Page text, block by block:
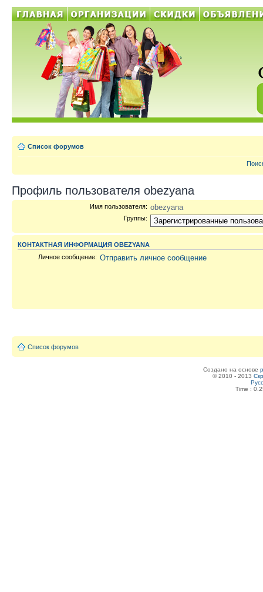
Список форумов
Профиль пользователя obezyana
Имя пользователя: obezyana
Группы:
КОНТАКТНАЯ ИНФОРМАЦИЯ OBEZYANA
Личное сообщение: Отправить личное сообщение
Список форумов
Создано на основе
© 2010 - 2013
Time :